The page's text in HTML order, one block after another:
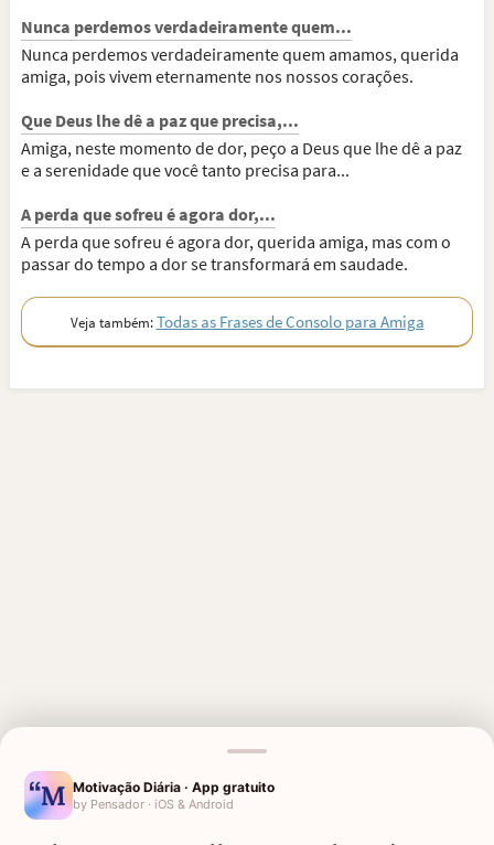
Nunca perdemos verdadeiramente quem...
Nunca perdemos verdadeiramente quem amamos, querida
amiga, pois vivem eternamente nos nossos corações.
Que Deus lhe dê a paz que precisa,...
Amiga, neste momento de dor, peço a Deus que lhe dê a paz
e a serenidade que você tanto precisa para...
A perda que sofreu é agora dor,...
A perda que sofreu é agora dor, querida amiga, mas com o
passar do tempo a dor se transformará em saudade.
Veja também:Todas as Frases de Consolo para Amiga
MENSAGENS RELACIONADAS
AMIGA QUE PERDEU O PAI
Motivação Diária · App gratuito
by Pensador · iOS & Android